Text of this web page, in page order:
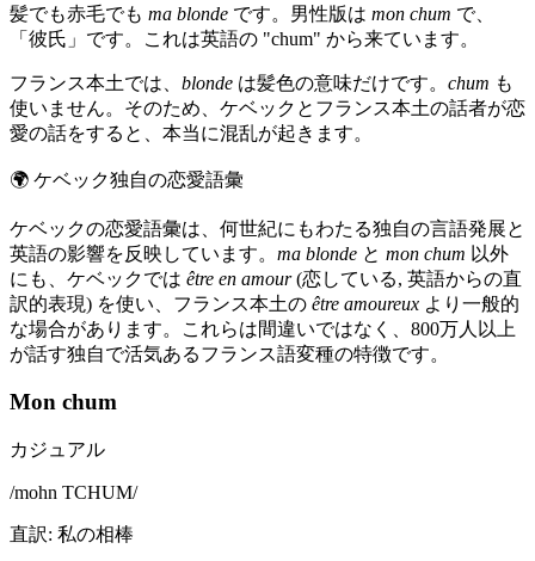
髪でも赤毛でも ma blonde です。男性版は mon chum で、
「彼氏」です。これは英語の "chum" から来ています。
フランス本土では、 blonde は髪色の意味だけです。 chum も
使いません。そのため、ケベックとフランス本土の話者が恋
愛の話をすると、本当に混乱が起きます。
🌍 ケベック独自の恋愛語彙
ケベックの恋愛語彙は、何世紀にもわたる独自の言語発展と
英語の影響を反映しています。 ma blonde と mon chum 以外
にも、ケベックでは être en amour(恋している, 英語からの直
訳的表現) を使い、フランス本土の être amoureux より一般的
な場合があります。これらは間違いではなく、800万人以上
が話す独自で活気あるフランス語変種の特徴です。
Mon chum
カジュアル
/mohn TCHUM/
直訳: 私の相棒